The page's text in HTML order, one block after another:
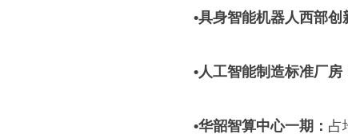
•具身智能机器人西部创
•人工智能制造标准厂房
•华韶智算中心一期 ： 占